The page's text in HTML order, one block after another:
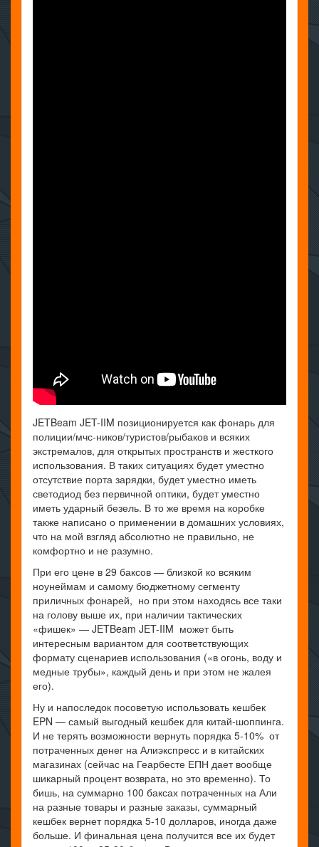
JETBeam JET-IIM позиционируется как фонарь для
полиции/мчс-ников/туристов/рыбаков и всяких
экстремалов, для открытых пространств и жесткого
использования. В таких ситуациях будет уместно
отсутствие порта зарядки, будет уместно иметь
светодиод без первичной оптики, будет уместно
иметь ударный безель. В то же время на коробке
также написано о применении в домашних условиях,
что на мой взгляд абсолютно не правильно, не
комфортно и не разумно.
При его цене в 29 баксов — близкой ко всяким
ноунеймам и самому бюджетному сегменту
приличных фонарей, но при этом находясь все таки
на голову выше их, при наличии тактических
«фишек» — JETBeam JET-IIM может быть
интересным вариантом для соответствующих
формату сценариев использования («в огонь, воду и
медные трубы», каждый день и при этом не жалея
его).
Ну и напоследок посоветую использовать кешбек
EPN — самый выгодный кешбек для китай-шоппинга.
И не терять возможности вернуть порядка 5-10% от
потраченных денег на Алиэкспресс и в китайских
магазинах (сейчас на Геарбесте ЕПН дает вообще
шикарный процент возврата, но это временно). То
бишь, на суммарно 100 баксах потраченных на Али
на разные товары и разные заказы, суммарный
кешбек вернет порядка 5-10 долларов, иногда даже
больше. И финальная цена получится все их будет